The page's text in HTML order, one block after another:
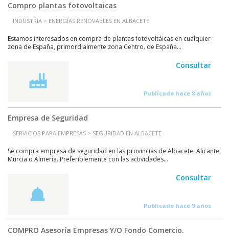
Compro plantas fotovoltaicas
INDUSTRIA > ENERGÍAS RENOVABLES EN ALBACETE
Estamos interesados en compra de plantas fotovoltáicas en cualquier
zona de España, primordialmente zona Centro. de España...
Consultar
Publicado hace 8 años
Empresa de Seguridad
SERVICIOS PARA EMPRESAS > SEGURIDAD EN ALBACETE
Se compra empresa de seguridad en las provincias de Albacete, Alicante,
Murcia o Almería. Preferiblemente con las actividades...
Consultar
Publicado hace 9 años
COMPRO Asesoría Empresas Y/O Fondo Comercio.